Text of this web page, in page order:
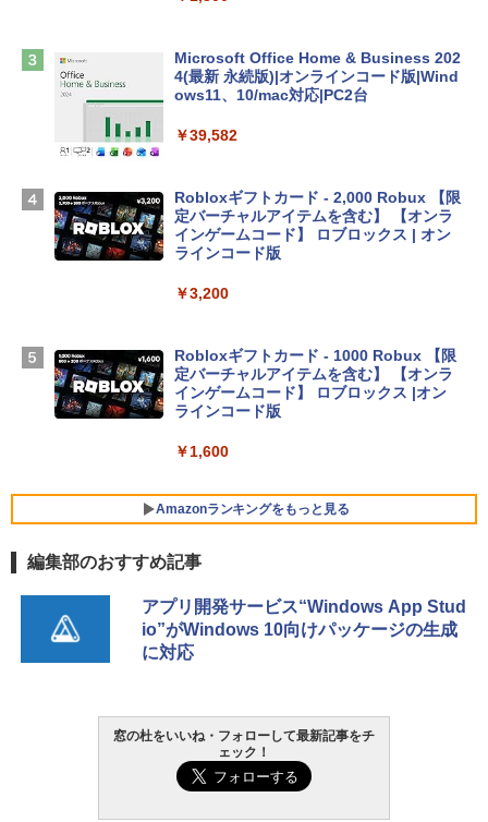
￥2,952
13インチノートブック：AIとApple Intell
TB SSDストレージ、12MPセンターフレ
ームカメラ、日本語キーボード、Touch I
D - スカイブルー
￥298,901
ン 15-fd 15.6インチ 16GBメモリ 512GB
SSD インテル Core 5
￥129,800
Core i5/16GB/SSD 512GB/ホワイト) FM
VWK3E15W_AZ
￥119,800
Microsoft Office Home & Business 202
4(最新 永続版)|オンラインコード版|Wind
ows11、10/mac対応|PC2台
￥39,582
Robloxギフトカード - 2,000 Robux 【限
定バーチャルアイテムを含む】 【オンラ
インゲームコード】 ロブロックス | オン
ラインコード版
￥3,200
Robloxギフトカード - 1000 Robux 【限
定バーチャルアイテムを含む】 【オンラ
インゲームコード】 ロブロックス |オン
ラインコード版
￥1,600
Amazonランキングをもっと見る
生成AIパスポート公式テキスト 第４版
￥1,766
AIイラスト表現辞典: 思い通りの絵を引き
出す プロンプトの言葉 AI画像生成シリー
ズ (はぴーイラストLabo)
Amazon Kindle Paperwhite (16GB) 7イ
ンチディスプレイ、色調調節ライト、12
週間持続バッテリー、広告なし、ブラッ
ク
Amazon Kindle - 目に優しい、かさばら
ない、大きな画面で読みやすい、6週間持
続バッテリー、6インチディスプレイ電子
編集部のおすすめ記事
アプリ開発サービス“Windows App Stud
io”がWindows 10向けパッケージの生成
に対応
窓の杜をいいね・フォローして最新記事をチ
ェック！